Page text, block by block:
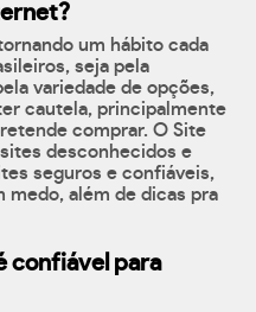
um hábito cada
seja pela
variedade de opções,
cautela, principalmente
comprar. O Site
desconhecidos e
seguros e confiáveis,
medo, além de dicas pra
confiável para